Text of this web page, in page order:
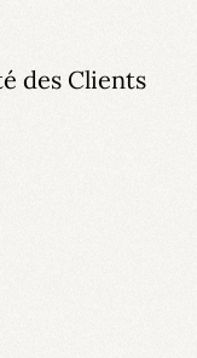
des Clients